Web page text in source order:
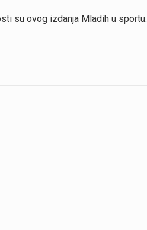
su ovog izdanja Mladih u sportu.